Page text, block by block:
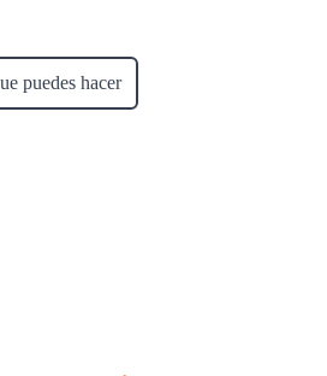
puedes hacer